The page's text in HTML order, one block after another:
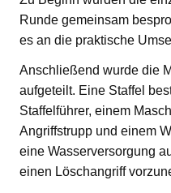
Runde gemeinsam
es an die praktische
Anschließend wurde die
aufgeteilt. Eine Staffel
Staffelführer, einem
Angriffstrupp und einem
eine Wasserversorgung
einen Löschangriff